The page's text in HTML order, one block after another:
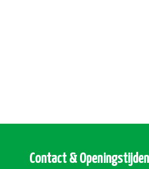
Contact & Openingstijden